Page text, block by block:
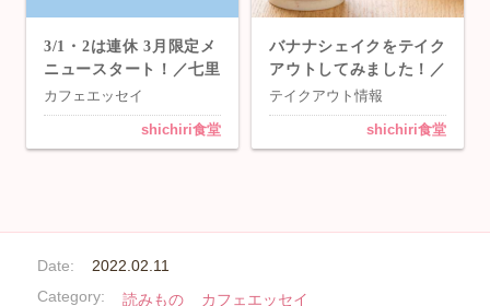
3/1・2は連休 3月限定メ
ニュースタート！／七里
「shichiri食堂」
カフェエッセイ
shichiri食堂
バナナシェイクをテイク
アウトしてみました！／
七里「shichiri食堂」
テイクアウト情報
shichiri食堂
Date:
2022.02.11
Category:
読みもの カフェエッセイ